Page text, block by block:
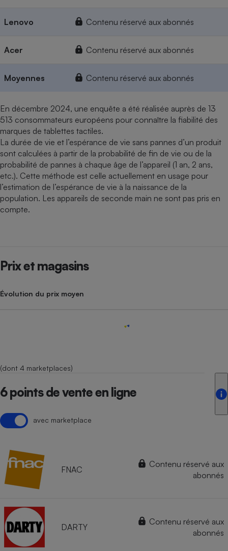
Lenovo Contenu réservé aux abonnés
Acer Contenu réservé aux abonnés
Moyennes Contenu réservé aux abonnés
En décembre 2024, une enquête a été réalisée auprès de 13
513 consommateurs européens pour connaître la fiabilité des
marques de tablettes tactiles.
La durée de vie et l’espérance de vie sans pannes d’un produit
sont calculées à partir de la probabilité de fin de vie ou de la
probabilité de pannes à chaque âge de l’appareil (1 an, 2 ans,
etc.). Cette méthode est celle actuellement en usage pour
l’estimation de l’espérance de vie à la naissance de la
population. Les appareils de seconde main ne sont pas pris en
compte.
Prix et magasins
Évolution du prix moyen
(dont 4 marketplaces)
6 points de vente en ligne
avec marketplace
FNAC
Contenu réservé aux
abonnés
DARTY
Contenu réservé aux
abonnés